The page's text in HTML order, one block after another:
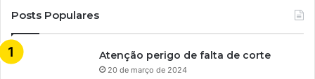
Posts Populares
Atenção perigo de falta de corte
20 de março de 2024